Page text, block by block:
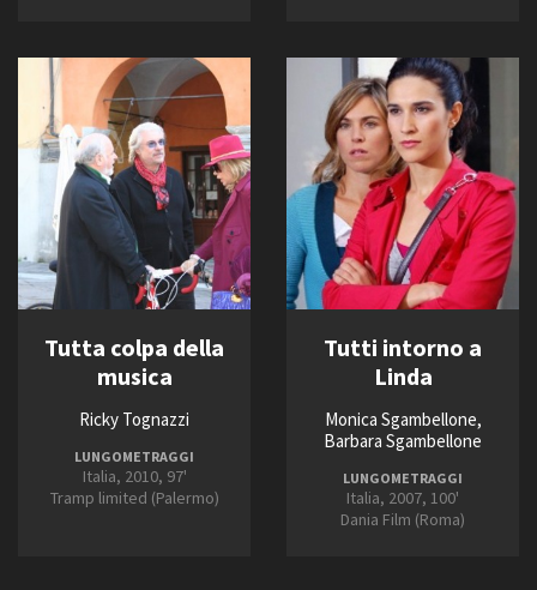
Tutta colpa della
musica
Ricky Tognazzi
LUNGOMETRAGGI
Italia, 2010, 97'
Tramp limited (Palermo)
Tutti intorno a
Linda
Monica Sgambellone,
Barbara Sgambellone
LUNGOMETRAGGI
Italia, 2007, 100'
Dania Film (Roma)